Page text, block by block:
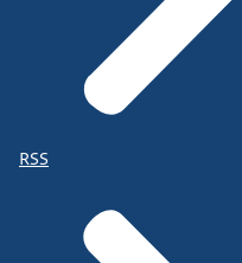
RSS